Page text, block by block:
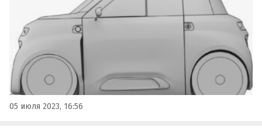
05 июля 2023, 16:56